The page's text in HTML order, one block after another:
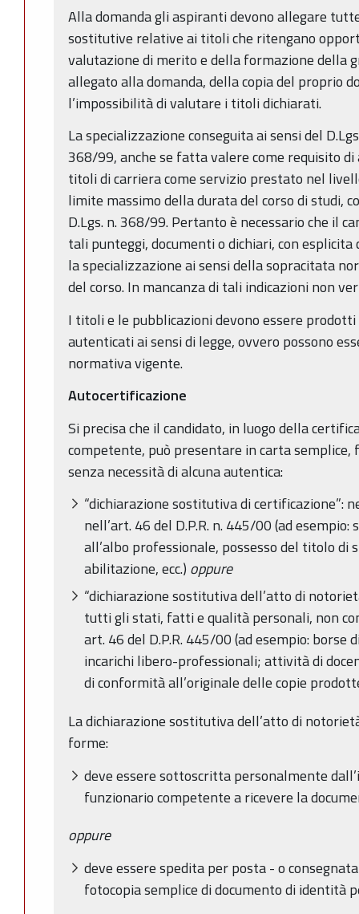
Alla domanda gli aspiranti devono allegare
sostitutive relative ai titoli che ritengano
valutazione di merito e della formazione della
allegato alla domanda, della copia del proprio
l’impossibilità di valutare i titoli dichiarati.
La specializzazione conseguita ai sensi del
368/99, anche se fatta valere come requisito
titoli di carriera come servizio prestato nel
limite massimo della durata del corso di studi,
D.Lgs. n. 368/99. Pertanto è necessario che il
tali punteggi, documenti o dichiari, con
la specializzazione ai sensi della sopracitata
del corso. In mancanza di tali indicazioni non
I titoli e le pubblicazioni devono essere
autenticati ai sensi di legge, ovvero possono
normativa vigente.
Autocertificazione
Si precisa che il candidato, in luogo della
competente, può presentare in carta semplice,
senza necessità di alcuna autentica:
“dichiarazione sostitutiva di certificazione”:
nell’art. 46 del D.P.R. n. 445/00 (ad
all’albo professionale, possesso del titolo di
abilitazione, ecc.) oppure
“dichiarazione sostitutiva dell’atto di
tutti gli stati, fatti e qualità personali, non
art. 46 del D.P.R. 445/00 (ad esempio:
incarichi libero-professionali; attività di
di conformità all’originale delle copie
La dichiarazione sostitutiva dell’atto di
forme:
deve essere sottoscritta personalmente
funzionario competente a ricevere la
oppure
deve essere spedita per posta - o
fotocopia semplice di documento di identità